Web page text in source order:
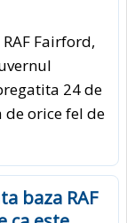
Fairford,
24 de
de orice fel de
baza RAF